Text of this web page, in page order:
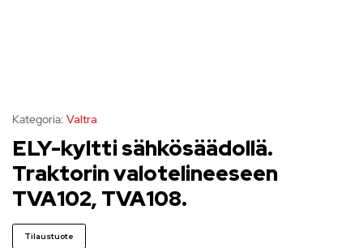
Kategoria: Valtra
ELY-kyltti sähkösäädollä.
Traktorin valotelineeseen
TVA102, TVA108.
Tilaustuote